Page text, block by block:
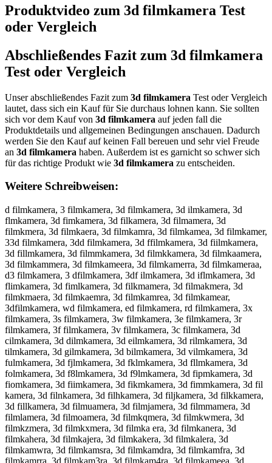
Produktvideo zum 3d filmkamera Test
oder Vergleich
Abschließendes Fazit zum 3d filmkamera
Test oder Vergleich
Unser abschließendes Fazit zum 3d filmkamera Test oder Vergleich
lautet, dass sich ein Kauf für Sie durchaus lohnen kann. Sie sollten
sich vor dem Kauf von 3d filmkamera auf jeden fall die
Produktdetails und allgemeinen Bedingungen anschauen. Dadurch
werden Sie den Kauf auf keinen Fall bereuen und sehr viel Freude
an 3d filmkamera haben. Außerdem ist es garnicht so schwer sich
für das richtige Produkt wie 3d filmkamera zu entscheiden.
Weitere Schreibweisen:
d filmkamera, 3 filmkamera, 3d filmkamera, 3d ilmkamera, 3d
flmkamera, 3d fimkamera, 3d filkamera, 3d filmamera, 3d
filmkmera, 3d filmkaera, 3d filmkamra, 3d filmkamea, 3d filmkamer,
33d filmkamera, 3dd filmkamera, 3d ffilmkamera, 3d fiilmkamera,
3d fillmkamera, 3d filmmkamera, 3d filmkkamera, 3d filmkaamera,
3d filmkammera, 3d filmkameera, 3d filmkamerra, 3d filmkameraa,
d3 filmkamera, 3 dfilmkamera, 3df ilmkamera, 3d iflmkamera, 3d
flimkamera, 3d fimlkamera, 3d filkmamera, 3d filmakmera, 3d
filmkmaera, 3d filmkaemra, 3d filmkamrea, 3d filmkamear,
3dfilmkamera, wd filmkamera, ed filmkamera, rd filmkamera, 3x
filmkamera, 3s filmkamera, 3w filmkamera, 3e filmkamera, 3r
filmkamera, 3f filmkamera, 3v filmkamera, 3c filmkamera, 3d
cilmkamera, 3d dilmkamera, 3d eilmkamera, 3d rilmkamera, 3d
tilmkamera, 3d gilmkamera, 3d bilmkamera, 3d vilmkamera, 3d
fulmkamera, 3d fjlmkamera, 3d fklmkamera, 3d fllmkamera, 3d
folmkamera, 3d f8lmkamera, 3d f9lmkamera, 3d fipmkamera, 3d
fiomkamera, 3d fiimkamera, 3d fikmkamera, 3d fimmkamera, 3d fil
kamera, 3d filnkamera, 3d filhkamera, 3d filjkamera, 3d filkkamera,
3d fillkamera, 3d filmuamera, 3d filmjamera, 3d filmmamera, 3d
filmlamera, 3d filmoamera, 3d filmkqmera, 3d filmkwmera, 3d
filmkzmera, 3d filmkxmera, 3d filmka era, 3d filmkanera, 3d
filmkahera, 3d filmkajera, 3d filmkakera, 3d filmkalera, 3d
filmkamwra, 3d filmkamsra, 3d filmkamdra, 3d filmkamfra, 3d
filmkamrra, 3d filmkam3ra, 3d filmkam4ra, 3d filmkameea, 3d